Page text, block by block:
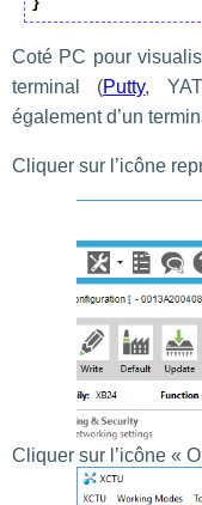
Coté PC pour
terminal (Putty,
également d’un
Cliquer sur l’icône
Cliquer sur l’icône «